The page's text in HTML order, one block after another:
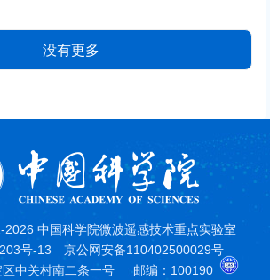
没有更多
中国科学院微波遥感技术重点实验室
号-13
京公网安备110402500029号
区中关村南二条一号
邮编：100190